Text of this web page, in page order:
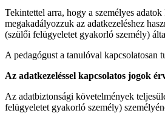
Tekintettel arra, hogy a személyes
megakadályozzuk az adatkezeléshez
(szülői felügyeletet gyakorló személy)
A pedagógust a tanulóval kapcsolatosan
Az adatkezeléssel kapcsolatos jogok
Az adatbiztonsági követelmények
felügyeletet gyakorló személy)